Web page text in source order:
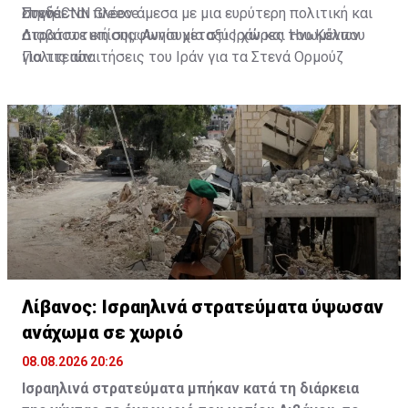
Στενά.
συνδέεται πλέον άμεσα με μια ευρύτερη πολιτική και
στρατιωτική συμφωνία μεταξύ Ιράν και Ηνωμένων
Πολιτειών.
Πηγή: CNN Greece
Διαβάστε επίσης:Ανησυχία στις χώρες του Κόλπου
για τις απαιτήσεις του Ιράν για τα Στενά Ορμούζ
Λίβανος: Ισραηλινά στρατεύματα ύψωσαν
ανάχωμα σε χωριό
08.08.2026 20:26
Ισραηλινά στρατεύματα μπήκαν κατά τη διάρκεια